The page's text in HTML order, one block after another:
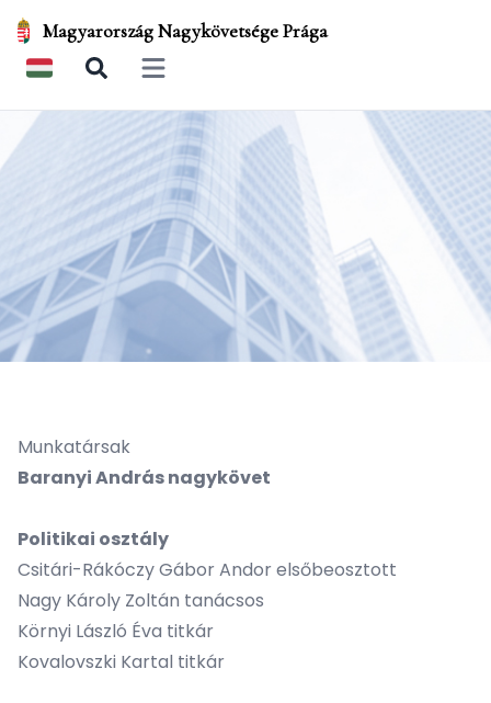
Magyarország Nagykövetsége Prága
Open main menu
Munkatársak
Baranyi András nagykövet
Politikai osztály
Csitári-Rákóczy Gábor Andor elsőbeosztott
Nagy Károly Zoltán tanácsos
Környi László Éva titkár
Kovalovszki Kartal titkár